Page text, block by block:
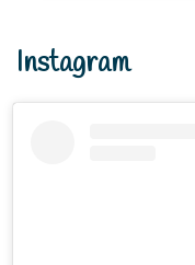
Instagram